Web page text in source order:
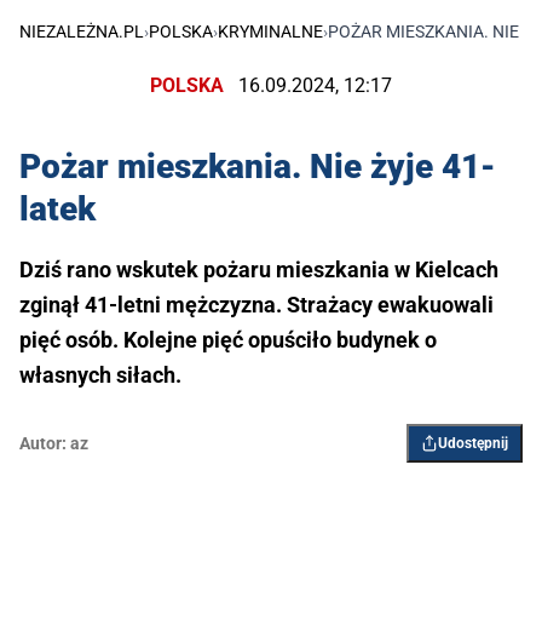
NIEZALEŻNA.PL ›POLSKA›KRYMINALNE›POŻAR MIESZKANIA. NIE
POLSKA 16.09.2024, 12:17
Pożar mieszkania. Nie żyje 41-
latek
Dziś rano wskutek pożaru mieszkania w Kielcach
zginął 41-letni mężczyzna. Strażacy ewakuowali
pięć osób. Kolejne pięć opuściło budynek o
własnych siłach.
Autor: az Udostępnij